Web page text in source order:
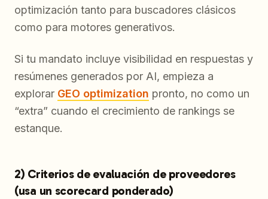
optimización tanto para buscadores clásicos
como para motores generativos.
Si tu mandato incluye visibilidad en respuestas y
resúmenes generados por AI, empieza a
explorar GEO optimization pronto, no como un
“extra” cuando el crecimiento de rankings se
estanque.
2) Criterios de evaluación de proveedores
(usa un scorecard ponderado)